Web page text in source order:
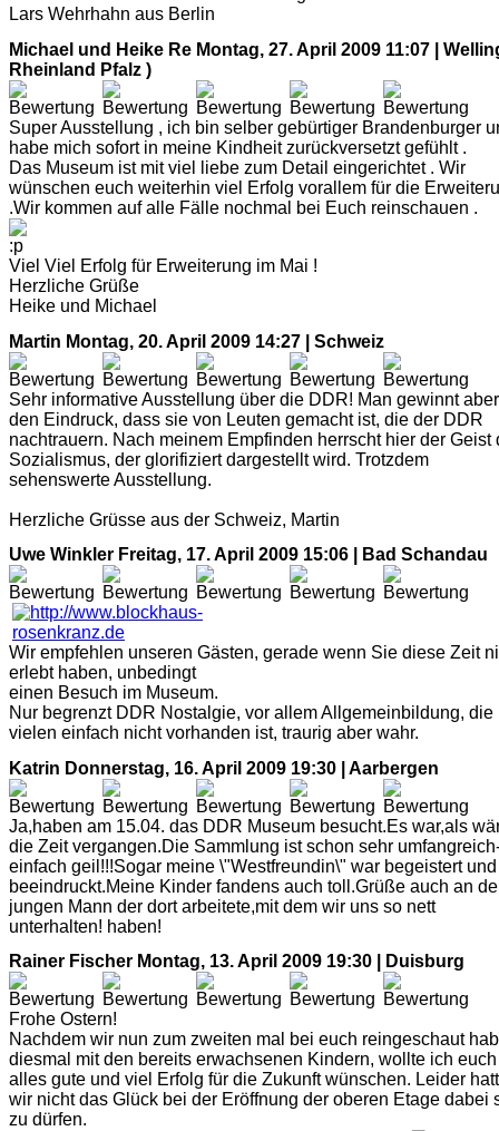
Lars Wehrhahn aus Berlin
Michael und Heike Re Montag, 27. April 2009 11:07 |
Rheinland Pfalz )
Super Ausstellung , ich bin selber gebürtiger Brandenburger
habe mich sofort in meine Kindheit zurückversetzt gefühlt .
Das Museum ist mit viel liebe zum Detail eingerichtet . Wir
wünschen euch weiterhin viel Erfolg vorallem für die
.Wir kommen auf alle Fälle nochmal bei Euch reinschauen .
Viel Viel Erfolg für Erweiterung im Mai !
Herzliche Grüße
Heike und Michael
Martin Montag, 20. April 2009 14:27 | Schweiz
Sehr informative Ausstellung über die DDR! Man gewinnt aber
den Eindruck, dass sie von Leuten gemacht ist, die der DDR
nachtrauern. Nach meinem Empfinden herrscht hier der Geist
Sozialismus, der glorifiziert dargestellt wird. Trotzdem
sehenswerte Ausstellung.
Herzliche Grüsse aus der Schweiz, Martin
Uwe Winkler Freitag, 17. April 2009 15:06 | Bad Schandau
Wir empfehlen unseren Gästen, gerade wenn Sie diese Zeit
erlebt haben, unbedingt
einen Besuch im Museum.
Nur begrenzt DDR Nostalgie, vor allem Allgemeinbildung, die
vielen einfach nicht vorhanden ist, traurig aber wahr.
Katrin Donnerstag, 16. April 2009 19:30 | Aarbergen
Ja,haben am 15.04. das DDR Museum besucht.Es war,als
die Zeit vergangen.Die Sammlung ist schon sehr
einfach geil!!!Sogar meine \"Westfreundin\" war begeistert und
beeindruckt.Meine Kinder fandens auch toll.Grüße auch an
jungen Mann der dort arbeitete,mit dem wir uns so nett
unterhalten! haben!
Rainer Fischer Montag, 13. April 2009 19:30 | Duisburg
Frohe Ostern!
Nachdem wir nun zum zweiten mal bei euch reingeschaut
diesmal mit den bereits erwachsenen Kindern, wollte ich euch
alles gute und viel Erfolg für die Zukunft wünschen. Leider
wir nicht das Glück bei der Eröffnung der oberen Etage dabei
zu dürfen.